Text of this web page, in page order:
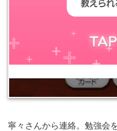
寧々さんから連絡。勉強会